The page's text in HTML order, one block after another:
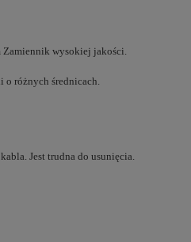
Zamiennik wysokiej jakości.
różnych średnicach.
Jest trudna do usunięcia.